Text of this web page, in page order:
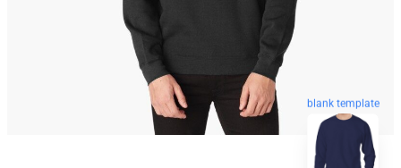
blank template